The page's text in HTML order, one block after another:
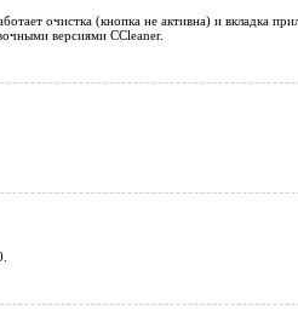
очистка (кнопка не активна) и вкладка
версиями CCleaner.